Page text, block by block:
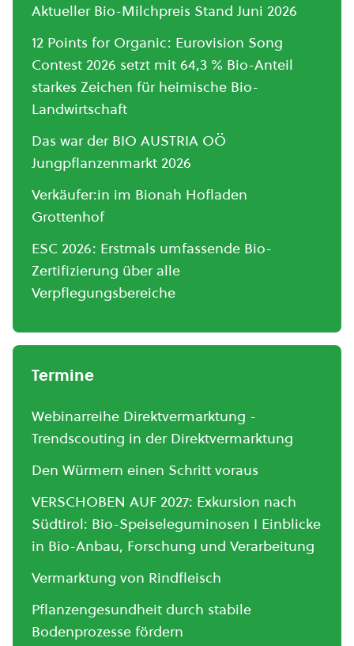
Aktueller Bio-Milchpreis Stand Juni 2026
12 Points for Organic: Eurovision Song
Contest 2026 setzt mit 64,3 % Bio-Anteil
starkes Zeichen für heimische Bio-
Landwirtschaft
Das war der BIO AUSTRIA OÖ
Jungpflanzenmarkt 2026
Verkäufer:in im Bionah Hofladen
Grottenhof
ESC 2026: Erstmals umfassende Bio-
Zertifizierung über alle
Verpflegungsbereiche
Termine
Webinarreihe Direktvermarktung -
Trendscouting in der Direktvermarktung
Den Würmern einen Schritt voraus
VERSCHOBEN AUF 2027: Exkursion nach
Südtirol: Bio-Speiseleguminosen I Einblicke
in Bio-Anbau, Forschung und Verarbeitung
Vermarktung von Rindfleisch
Pflanzengesundheit durch stabile
Bodenprozesse fördern